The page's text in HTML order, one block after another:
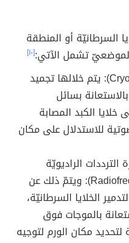
السرطانيّة أو المنطقة
الموضعيّ تشمل الآتي:[١٠]
التجميد (بالإنجليزية: Cryoablation): يتم خلالها تجميد
بسائل
خلايا الكبد المصابة
للاستدلال على مكان
الراديويّة
(بالإنجليزية: Radiofrequency Ablation): ويتمّ ذلك عن
الخلايا السرطانيّة،
بالموجات فوق
مكان الورم لتوجيه